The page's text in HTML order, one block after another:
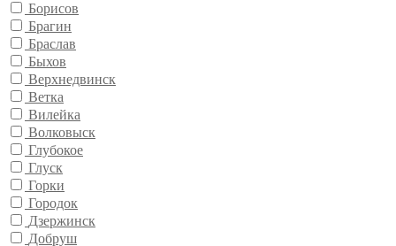
Борисов
Брагин
Браслав
Быхов
Верхнедвинск
Ветка
Вилейка
Волковыск
Глубокое
Глуск
Горки
Городок
Дзержинск
Добруш